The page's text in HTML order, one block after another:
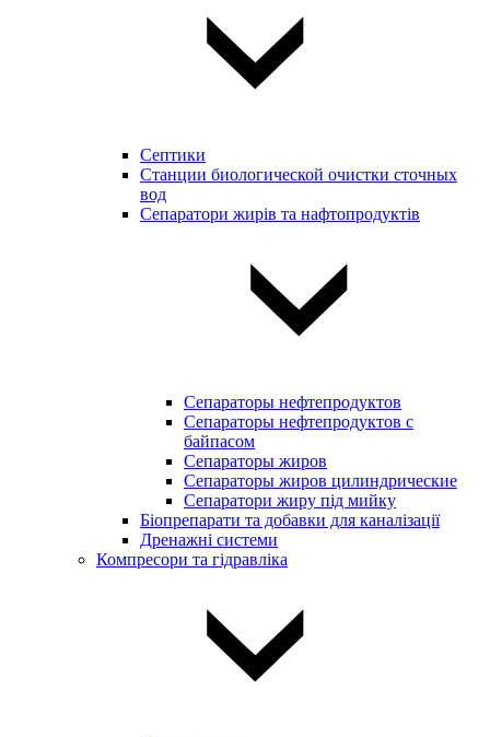
Септики
Станции биологической очистки сточных
вод
Сепаратори жирів та нафтопродуктів
Сепараторы нефтепродуктов
Сепараторы нефтепродуктов с
байпасом
Сепараторы жиров
Сепараторы жиров цилиндрические
Сепаратори жиру під мийку
Біопрепарати та добавки для каналізації
Дренажні системи
Компресори та гідравліка